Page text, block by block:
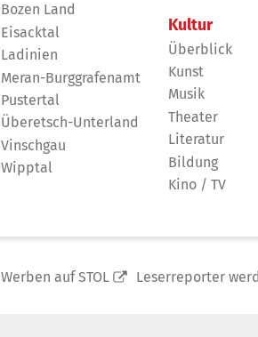
Bozen Land
Eisacktal
Ladinien
Meran-Burggrafenamt
Pustertal
Überetsch-Unterland
Vinschgau
Wipptal
Kultur
Überblick
Kunst
Musik
Theater
Literatur
Bildung
Kino / TV
Werben auf STOL Leserreporter